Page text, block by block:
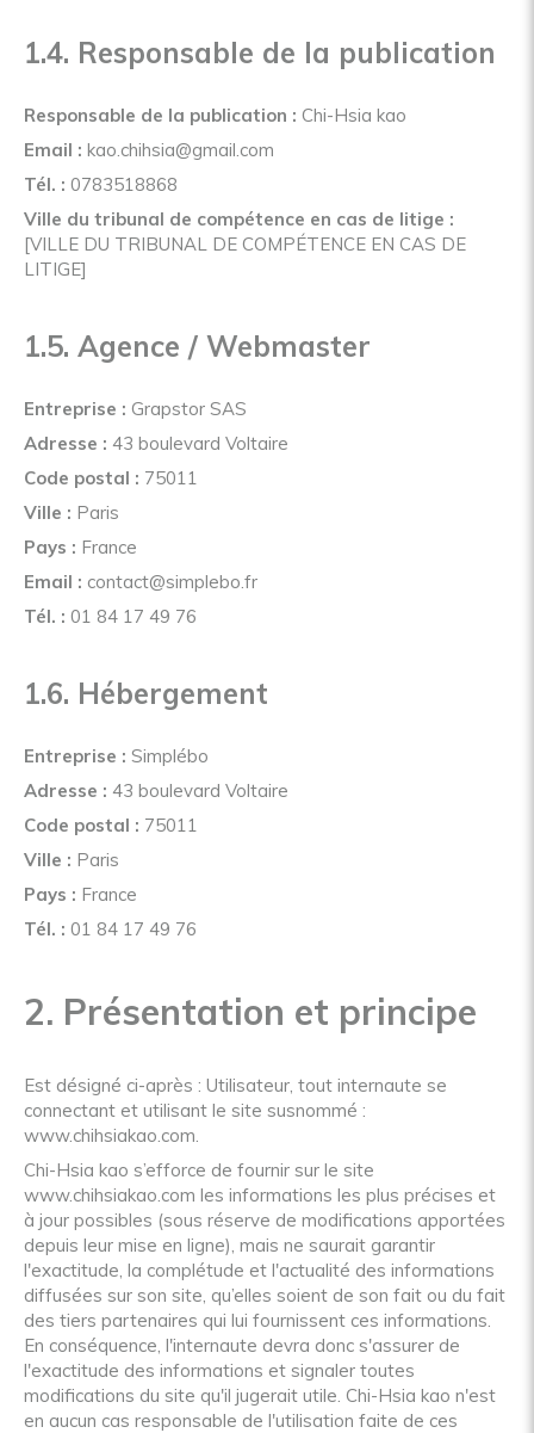
1.4. Responsable de la publication
Responsable de la publication : Chi-Hsia kao
Email : kao.chihsia@gmail.com
Tél. : 0783518868
Ville du tribunal de compétence en cas de litige :
[VILLE DU TRIBUNAL DE COMPÉTENCE EN CAS DE
LITIGE]
1.5. Agence / Webmaster
Entreprise : Grapstor SAS
Adresse : 43 boulevard Voltaire
Code postal : 75011
Ville : Paris
Pays : France
Email : contact@simplebo.fr
Tél. : 01 84 17 49 76
1.6. Hébergement
Entreprise : Simplébo
Adresse : 43 boulevard Voltaire
Code postal : 75011
Ville : Paris
Pays : France
Tél. : 01 84 17 49 76
2. Présentation et principe
Est désigné ci-après : Utilisateur, tout internaute se
connectant et utilisant le site susnommé :
www.chihsiakao.com.
Chi-Hsia kao s’efforce de fournir sur le site
www.chihsiakao.com les informations les plus précises et
à jour possibles (sous réserve de modifications apportées
depuis leur mise en ligne), mais ne saurait garantir
l'exactitude, la complétude et l'actualité des informations
diffusées sur son site, qu’elles soient de son fait ou du fait
des tiers partenaires qui lui fournissent ces informations.
En conséquence, l'internaute devra donc s'assurer de
l'exactitude des informations et signaler toutes
modifications du site qu'il jugerait utile. Chi-Hsia kao n'est
en aucun cas responsable de l'utilisation faite de ces